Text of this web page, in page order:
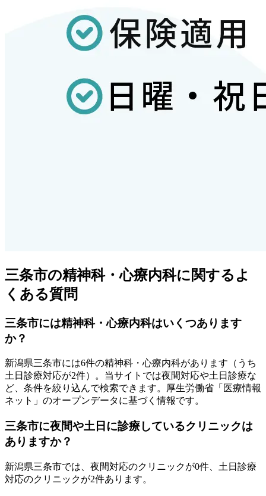
三条市の精神科・心療内科に関するよ
くある質問
三条市には精神科・心療内科はいくつあります
か？
新潟県三条市には6件の精神科・心療内科があります （うち
土日診療対応が2件） 。当サイトでは夜間対応や土日診療な
ど、条件を絞り込んで検索できます。厚生労働省「医療情報
ネット」のオープンデータに基づく情報です。
三条市に夜間や土日に診療しているクリニックは
ありますか？
新潟県三条市では、夜間対応のクリニックが0件、土日診療
対応のクリニックが2件あります。